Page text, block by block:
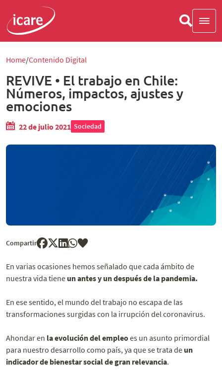
Home Contenido Digital
REVIVE • El trabajo en Chile:
Números, impactos, ajustes y
emociones
22 de julio 2021 Sociedad
Compartir
En varias ocasiones hemos señalado que cada ámbito de
nuestra vida tiene un antes y un después de la pandemia.
En ese sentido, el mundo del trabajo no escapa de las
transformaciones surgidas con la irrupción del coronavirus.
Ahondar en la evolución del empleoes un asunto primordial
para nuestro desarrollo como país, ya que se trata de un
indicador de bienestar social de gran relevancia.